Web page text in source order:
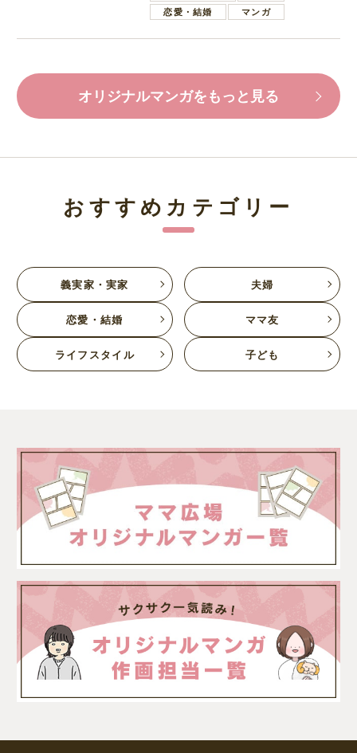
恋愛・結婚
マンガ
オリジナルマンガをもっと見る
おすすめカテゴリー
義実家・実家 夫婦
恋愛・結婚 ママ友
ライフスタイル 子ども